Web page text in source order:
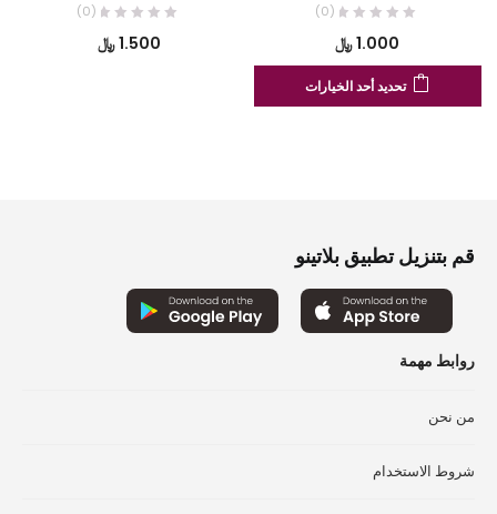
(0)
1.500﷼
(0)
1.000﷼
تحديد أحد الخيارات
العديد
الخيارات
على
قم بتنزيل تطبيق بلاتينو
روابط مهمة
من نحن
شروط الاستخدام